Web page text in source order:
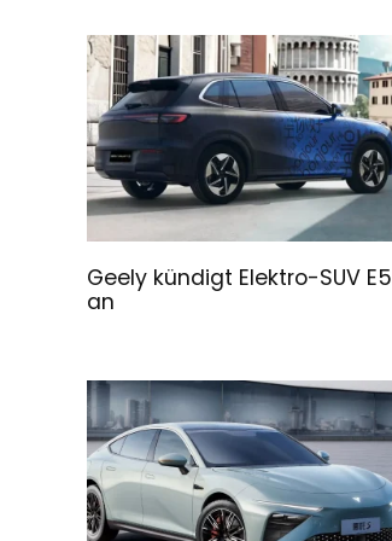
Geely kündigt Elektro-SUV E5
an